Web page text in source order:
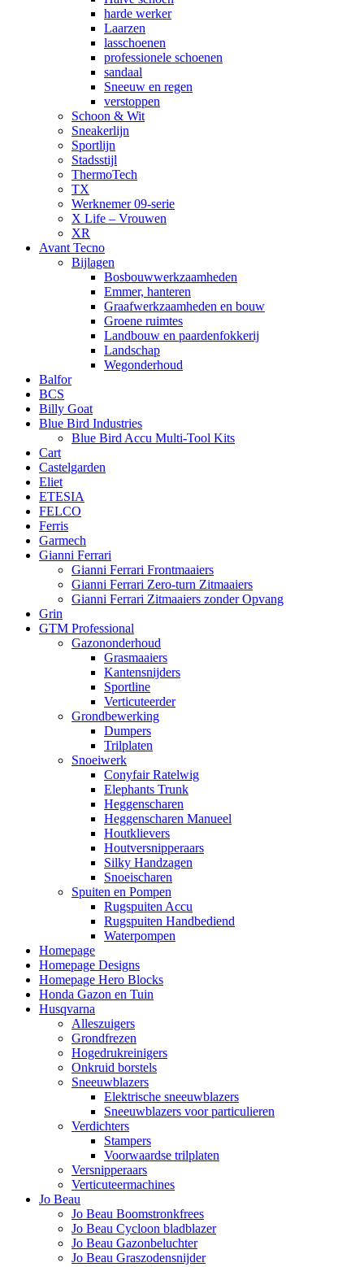
harde werker
Laarzen
lasschoenen
professionele schoenen
sandaal
Sneeuw en regen
verstoppen
Schoon & Wit
Sneakerlijn
Sportlijn
Stadsstijl
ThermoTech
TX
Werknemer 09-serie
X Life – Vrouwen
XR
Avant Tecno
Bijlagen
Bosbouwwerkzaamheden
Emmer, hanteren
Graafwerkzaamheden en bouw
Groene ruimtes
Landbouw en paardenfokkerij
Landschap
Wegonderhoud
Balfor
BCS
Billy Goat
Blue Bird Industries
Blue Bird Accu Multi-Tool Kits
Cart
Castelgarden
Eliet
ETESIA
FELCO
Ferris
Garmech
Gianni Ferrari
Gianni Ferrari Frontmaaiers
Gianni Ferrari Zero-turn Zitmaaiers
Gianni Ferrari Zitmaaiers zonder Opvang
Grin
GTM Professional
Gazononderhoud
Grasmaaiers
Kantensnijders
Sportline
Verticuteerder
Grondbewerking
Dumpers
Trilplaten
Snoeiwerk
Conyfair Ratelwig
Elephants Trunk
Heggenscharen
Heggenscharen Manueel
Houtklievers
Houtversnipperaars
Silky Handzagen
Snoeischaren
Spuiten en Pompen
Rugspuiten Accu
Rugspuiten Handbediend
Waterpompen
Homepage
Homepage Designs
Homepage Hero Blocks
Honda Gazon en Tuin
Husqvarna
Alleszuigers
Grondfrezen
Hogedrukreinigers
Onkruid borstels
Sneeuwblazers
Elektrische sneeuwblazers
Sneeuwblazers voor particulieren
Verdichters
Stampers
Voorwaardse trilplaten
Versnipperaars
Verticuteermachines
Jo Beau
Jo Beau Boomstronkfrees
Jo Beau Cycloon bladblazer
Jo Beau Gazonbeluchter
Jo Beau Graszodensnijder